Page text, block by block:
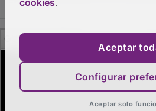
cookies.
Aceptar
Configurar
Aceptar solo